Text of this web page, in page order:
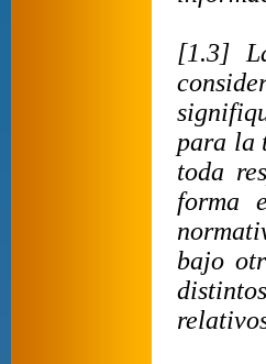
[1.3]
para la
toda
forma
bajo